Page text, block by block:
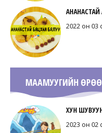
2022 он 03
МААМУУГИЙН ӨРӨӨ
ХУН
2023 он 02